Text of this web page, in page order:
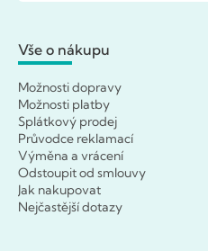
Vše o nákupu
Možnosti dopravy
Možnosti platby
Splátkový prodej
Průvodce reklamací
Výměna a vrácení
Odstoupit od smlouvy
Jak nakupovat
Nejčastější dotazy